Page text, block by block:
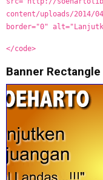
content/uploads/2014/
border="0"
</code>
Banner